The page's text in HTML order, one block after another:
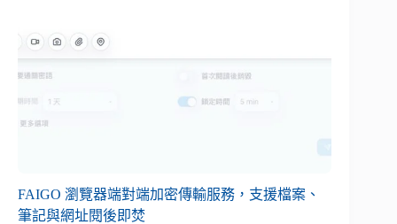
FAIGO 瀏覽器端對端加密傳輸服務，支援檔案、
筆記與網址閱後即焚